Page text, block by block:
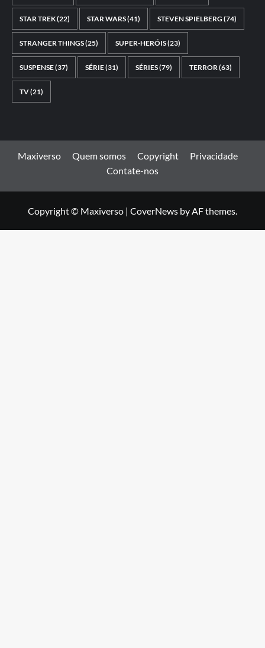
STAR TREK(22) STAR WARS(41) STEVEN SPIELBERG (74)
STRANGER THINGS(25) SUPER-HERÓIS(23)
SUSPENSE(37) SÉRIE(31) SÉRIES(79) TERROR(63)
TV(21)
Maxiverso Quem somos Copyright
Privacidade
Contate-nos
Copyright © Maxiverso | CoverNews by AF themes.